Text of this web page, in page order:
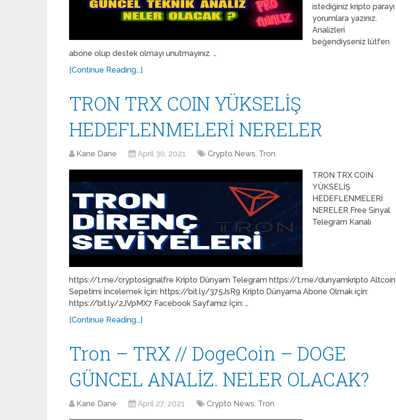
istediğiniz kripto parayı
yorumlara yazınız.
Analizleri
beğendiyseniz lütfen
abone olup destek olmayı unutmayınız. …
[Continue Reading...]
TRON TRX COIN YÜKSELİŞ
HEDEFLENMELERİ NERELER
Kane Dane April 30, 2021 Crypto News, Tron
TRON TRX COIN
YÜKSELİŞ
HEDEFLENMELERİ
NERELER Free Sinyal
Telegram Kanalı
https://t.me/cryptosignalfre Kripto Dünyam Telegram https://t.me/dunyamkripto Altcoin
Sepetimi İncelemek İçin: https://bit.ly/375JsR9 Kripto Dünyama Abone Olmak için:
https://bit.ly/2JVpMX7 Facebook Sayfamız İçin: …
[Continue Reading...]
Tron – TRX // DogeCoin – DOGE
GÜNCEL ANALİZ. NELER OLACAK?
Kane Dane April 27, 2021 Crypto News, Tron